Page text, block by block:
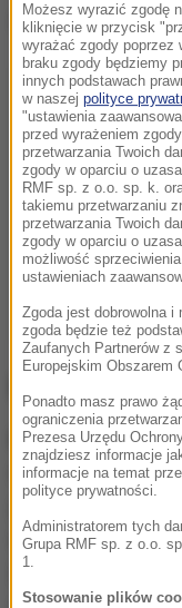
Dalsza część
Kto zmaga
Nadciśnienie
jest zaliczane do
wynika z danych
2018 r. niemal 10
Możesz wyrazić zgodę
kliknięcie w przycisk
wyrażać zgody poprzez
braku zgody będziemy
innych podstawach
w naszej polityce
"ustawienia
przed wyrażeniem
przetwarzania Twoich
zgody w oparciu o
RMF sp. z o.o. sp. k.
takiemu przetwarzaniu
przetwarzania Twoich
zgody w oparciu o
możliwość
ustawieniach
Zgoda jest dobrowolna i
zgoda będzie też
Zaufanych Partnerów z
Europejskim Obszarem
Ponadto masz prawo
ograniczenia
Prezesa Urzędu
znajdziesz informacje
informacje na temat
polityce prywatności.
Administratorem tych
Grupa RMF sp. z o.o.
1.
Stosowanie plików